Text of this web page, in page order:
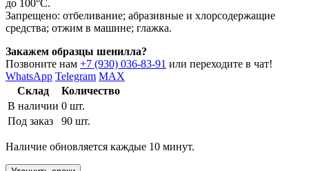
до 100°C.
Запрещено: отбеливание; абразивные и хлорсодержащие
средства; отжим в машине; глажка.
Закажем образцы шенилла?
Позвоните нам +7 (930) 036-83-91 или переходите в чат!
WhatsApp Telegram MAX
Склад
Количество
В наличии 0 шт.
Под заказ
90 шт.
Наличие обновляется каждые 10 минут.